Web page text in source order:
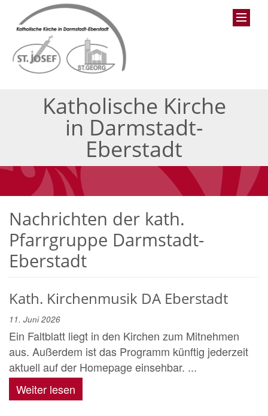
Katholische Kirche
in Darmstadt-
Eberstadt
Nachrichten der kath.
Pfarrgruppe Darmstadt-
Eberstadt
Kath. Kirchenmusik DA Eberstadt
11. Juni 2026
Ein Faltblatt liegt in den Kirchen zum Mitnehmen
aus. Außerdem ist das Programm künftig jederzeit
aktuell auf der Homepage einsehbar. ...
Weiter lesen